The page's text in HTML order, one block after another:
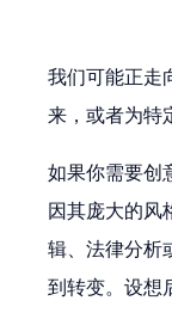
我们可能正走
来，或者为特
如果你需要创
因其庞大的风
辑、法律分析
到转变。设想